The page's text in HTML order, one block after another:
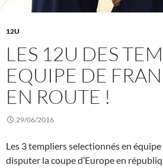
12U
LES 12U DES
EQUIPE DE
EN ROUTE !
29/06/2016
Les 3 templiers selectionnés en
disputer la coupe d’Europe en